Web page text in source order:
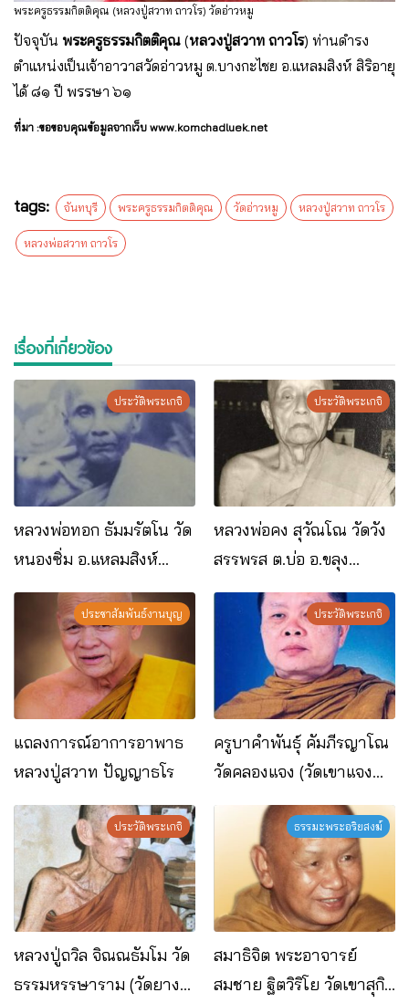
พระครูธรรมกิตติคุณ (หลวงปู่สวาท ถาวโร) วัดอ่าวหมู
ปัจจุบัน พระครูธรรมกิตติคุณ (หลวงปู่สวาท ถาวโร) ท่านดำรง
ตำแหน่งเป็นเจ้าอาวาสวัดอ่าวหมู ต.บางกะไชย อ.แหลมสิงห์ สิริอายุ
ได้ ๘๑ ปี พรรษา ๖๑
ที่มา :ขอขอบคุณข้อมูลจากเว็บ www.komchadluek.net
tags: จันทบุรี พระครูธรรมกิตติคุณ วัดอ่าวหมู หลวงปู่สวาท ถาวโร
หลวงพ่อสวาท ถาวโร
เรื่องที่เกี่ยวข้อง
ประวัติพระเกจิ
หลวงพ่อทอก ธัมมรัตโน วัด
หนองซิ่ม อ.แหลมสิงห์
จ.จันทบุรี
ประวัติพระเกจิ
หลวงพ่อคง สุวัณโณ วัดวัง
สรรพรส ต.บ่อ อ.ขลุง
จ.จันทบุรี
ประชาสัมพันธ์งานบุญ
แถลงการณ์อาการอาพาธ
หลวงปู่สวาท ปัญญาธโร
ประวัติพระเกจิ
ครูบาคำพันธุ์ คัมภีรญาโณ
วัดคลองแจง (วัดเขาแจง
เบง) อ.สอยดาว จ.จันทบุรี
ประวัติพระเกจิ
หลวงปู่ถวิล จิณณธัมโม วัด
ธรรมหรรษาราม (วัดยาง
ธรรมะพระอริยสงฆ์
สมาธิจิต พระอาจารย์
สมชาย ฐิตวิริโย วัดเขาสุกิม